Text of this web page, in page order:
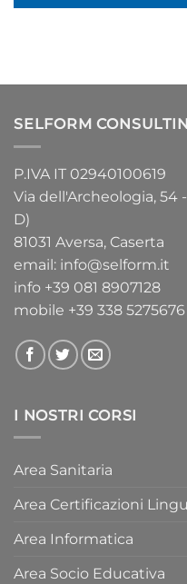
SELFORM
P.IVA IT 02940100619
Via dell'Archeologia, 54
D)
81031 Aversa, Caserta
email: info@selform.it
info +39 081 8907128
mobile +39 338 5275676
I NOSTRI CORSI
Area Sanitaria
Area Certificazioni
Area Informatica
Area Socio Educativa